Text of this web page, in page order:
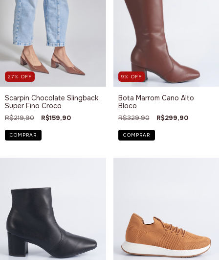
27% OFF
Scarpin Chocolate Slingback
Super Fino Croco
R$219,90 R$159,90
COMPRAR
9% OFF
Bota Marrom Cano Alto
Bloco
R$329,90 R$299,90
COMPRAR